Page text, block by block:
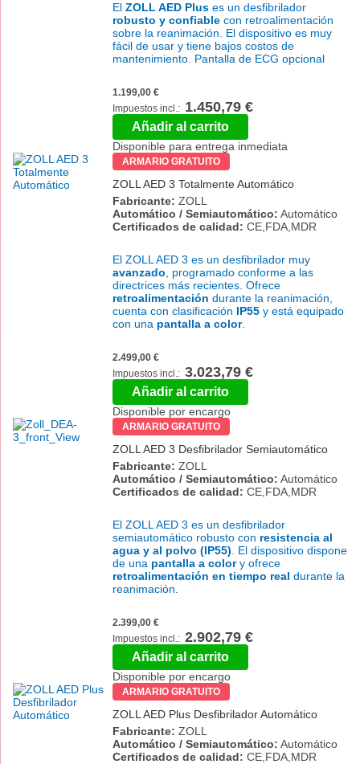
El ZOLL AED Plus es un desfibrilador
robusto y confiable con retroalimentación
sobre la reanimación. El dispositivo es muy
fácil de usar y tiene bajos costos de
mantenimiento. Pantalla de ECG opcional
1.199,00 €
1.450,79 €
Añadir al carrito
Disponible para entrega inmediata
ARMARIO GRATUITO
ZOLL AED 3 Totalmente Automático
Fabricante: ZOLL
Automático / Semiautomático: Automático
Certificados de calidad: CE,FDA,MDR
El ZOLL AED 3 es un desfibrilador muy
avanzado , programado conforme a las
directrices más recientes. Ofrece
retroalimentación durante la reanimación,
cuenta con clasificación IP55 y está equipado
con una pantalla a color.
2.499,00 €
3.023,79 €
Añadir al carrito
Disponible por encargo
ARMARIO GRATUITO
ZOLL AED 3 Desfibrilador Semiautomático
Fabricante: ZOLL
Automático / Semiautomático: Automático
Certificados de calidad: CE,FDA,MDR
El ZOLL AED 3 es un desfibrilador
semiautomático robusto con resistencia al
agua y al polvo (IP55) . El dispositivo dispone
de una pantalla a colory ofrece
retroalimentación en tiempo real durante la
reanimación.
2.399,00 €
2.902,79 €
Añadir al carrito
Disponible por encargo
ARMARIO GRATUITO
ZOLL AED Plus Desfibrilador Automático
Fabricante: ZOLL
Automático / Semiautomático: Automático
Certificados de calidad: CE,FDA,MDR